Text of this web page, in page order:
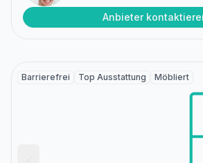
Anbieter
Barrierefrei Top Ausstattung Möbliert